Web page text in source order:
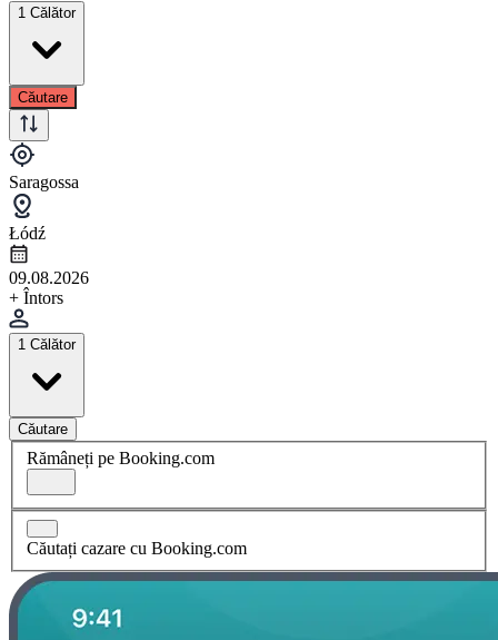
1 Călător
Căutare
Saragossa
Łódź
09.08.2026
+ Întors
1 Călător
Căutare
Rămâneți pe Booking.com
Căutați cazare cu Booking.com